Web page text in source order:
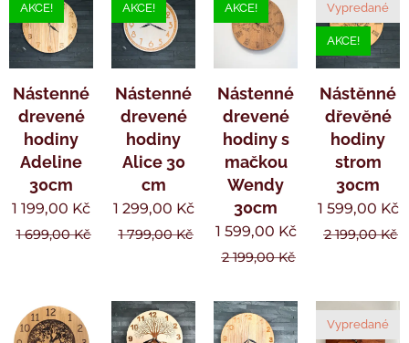
Nástenné
drevené
hodiny
Adeline
30cm
AKCE!
1 199,00 Kč
1 699,00Kč
Nástenné
drevené
hodiny
Alice 30
cm
AKCE!
1 299,00 Kč
1 799,00Kč
Nástenné
drevené
hodiny s
mačkou
Wendy
30cm
AKCE!
1 599,00 Kč
2 199,00Kč
Nástěnné
dřevěné
hodiny
strom
30cm
Vypredané
AKCE!
1 599,00 Kč
2 199,00Kč
Vypredané